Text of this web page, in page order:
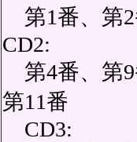
第1番、第
CD2:
第4番、第9
第11番
CD3: